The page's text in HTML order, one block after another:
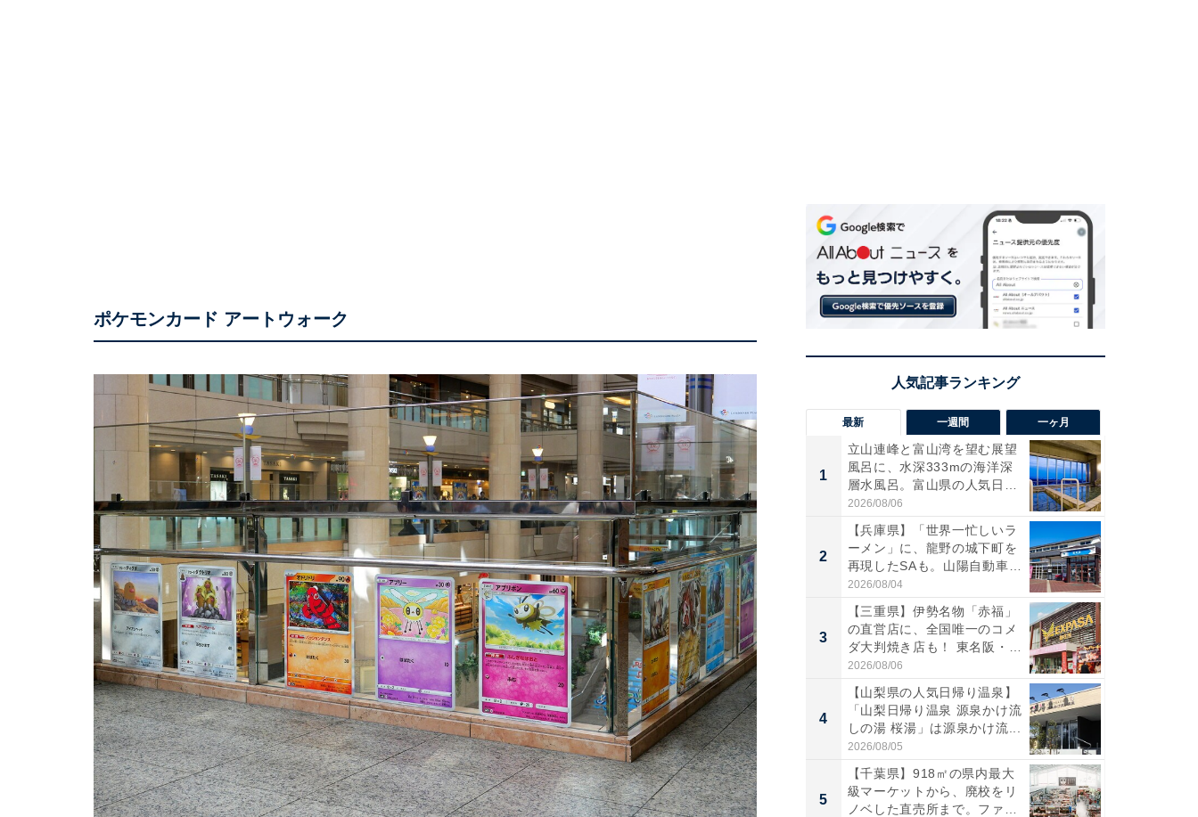
ポケモンカード アートウォーク
最新 一週間 一ヶ月
1
立山連峰と富山湾を望む展望
風呂に、水深333mの海洋深
層水風呂。富山県の人気日
帰...
2026/08/06
2
【兵庫県】「世界一忙しいラ
ーメン」に、龍野の城下町を
再現したSAも。山陽自動車
道...
2026/08/04
3
【三重県】伊勢名物「赤福」
の直営店に、全国唯一のコメ
ダ大判焼き店も！ 東名阪・
伊...
2026/08/06
4
【山梨県の人気日帰り温泉】
「山梨日帰り温泉 源泉かけ流
しの湯 桜湯」は源泉かけ流...
2026/08/05
5
【千葉県】918㎡の県内最大
級マーケットから、廃校をリ
ノベした直売所まで。ファ